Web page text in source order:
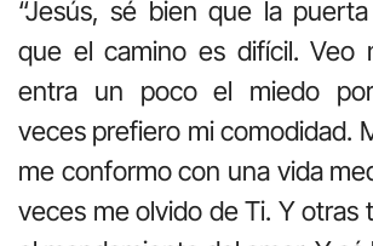
“Jesús, sé bien que la
que el camino es difícil. Veo
entra un poco el miedo
veces prefiero mi comodidad.
me conformo con una vida
veces me olvido de Ti. Y otras